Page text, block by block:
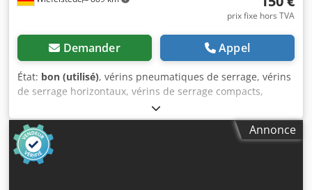
prix fixe hors TVA
Demander Appel
État: bon (utilisé), vérins pneumatiques de serrage, vérins
de serrage horizontaux, vérins de serrage compacts,
dispositifs de serrage, vérins pneumatiques de serrage -
Type : 82L32-143C8H0 -Quantité : 4 disponibles -Prix : par
pièce -Poids : 2,1 kg/pièce Credpfx Aajb A H E Ij EefAnnonce